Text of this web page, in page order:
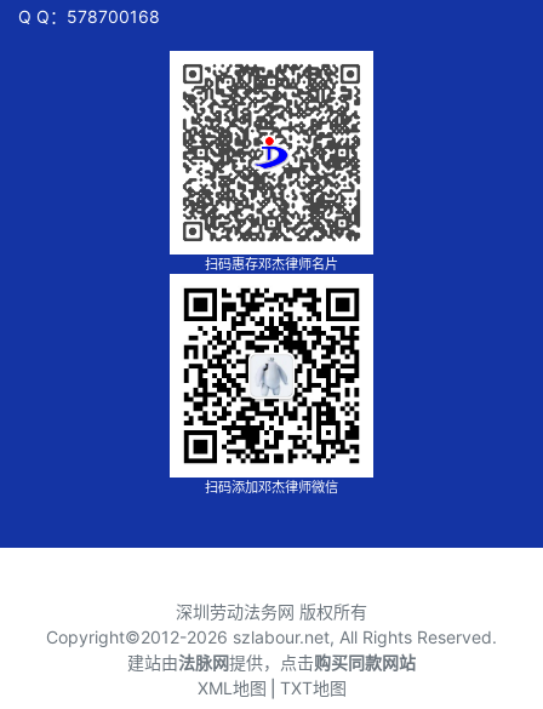
Q Q：578700168
扫码惠存邓杰律师名片
扫码添加邓杰律师微信
深圳劳动法务网 版权所有
Copyright©2012-2026 szlabour.net, All Rights Reserved.
建站由法脉网提供，点击购买同款网站
XML地图 TXT地图